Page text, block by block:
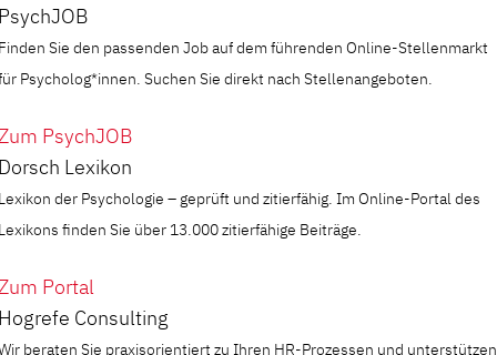
Sie den passenden Job auf dem führenden Online-Stellenmarkt
Psycholog*innen. Suchen Sie direkt nach Stellenangeboten.
PsychJOB
Lexikon
der Psychologie – geprüft und zitierfähig. Im Online-Portal des
finden Sie über 13.000 zitierfähige Beiträge.
Portal
Consulting
beraten Sie praxisorientiert zu Ihren HR-Prozessen und unterstützen